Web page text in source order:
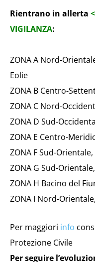
Rientrano in allerta
VIGILANZA:
ZONA A Nord-
Eolie
ZONA B Centro-
ZONA C Nord-
ZONA D Sud-
ZONA E Centro-
ZONA F Sud-
ZONA G Sud-
ZONA H Bacino del
ZONA I Nord-
Per maggiori info
Protezione Civile
Per seguire